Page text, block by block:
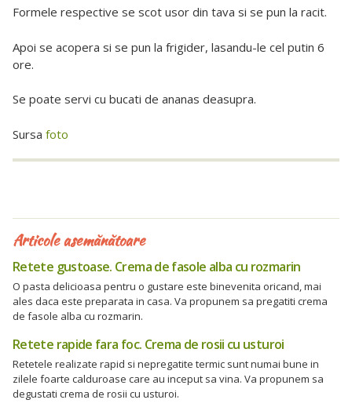
Formele respective se scot usor din tava si se pun la racit.
Apoi se acopera si se pun la frigider, lasandu-le cel putin 6
ore.
Se poate servi cu bucati de ananas deasupra.
Sursa foto
Articole asemănătoare
Retete gustoase. Crema de fasole alba cu rozmarin
O pasta delicioasa pentru o gustare este binevenita oricand, mai
ales daca este preparata in casa. Va propunem sa pregatiti crema
de fasole alba cu rozmarin.
Retete rapide fara foc. Crema de rosii cu usturoi
Retetele realizate rapid si nepregatite termic sunt numai bune in
zilele foarte calduroase care au inceput sa vina. Va propunem sa
degustati crema de rosii cu usturoi.